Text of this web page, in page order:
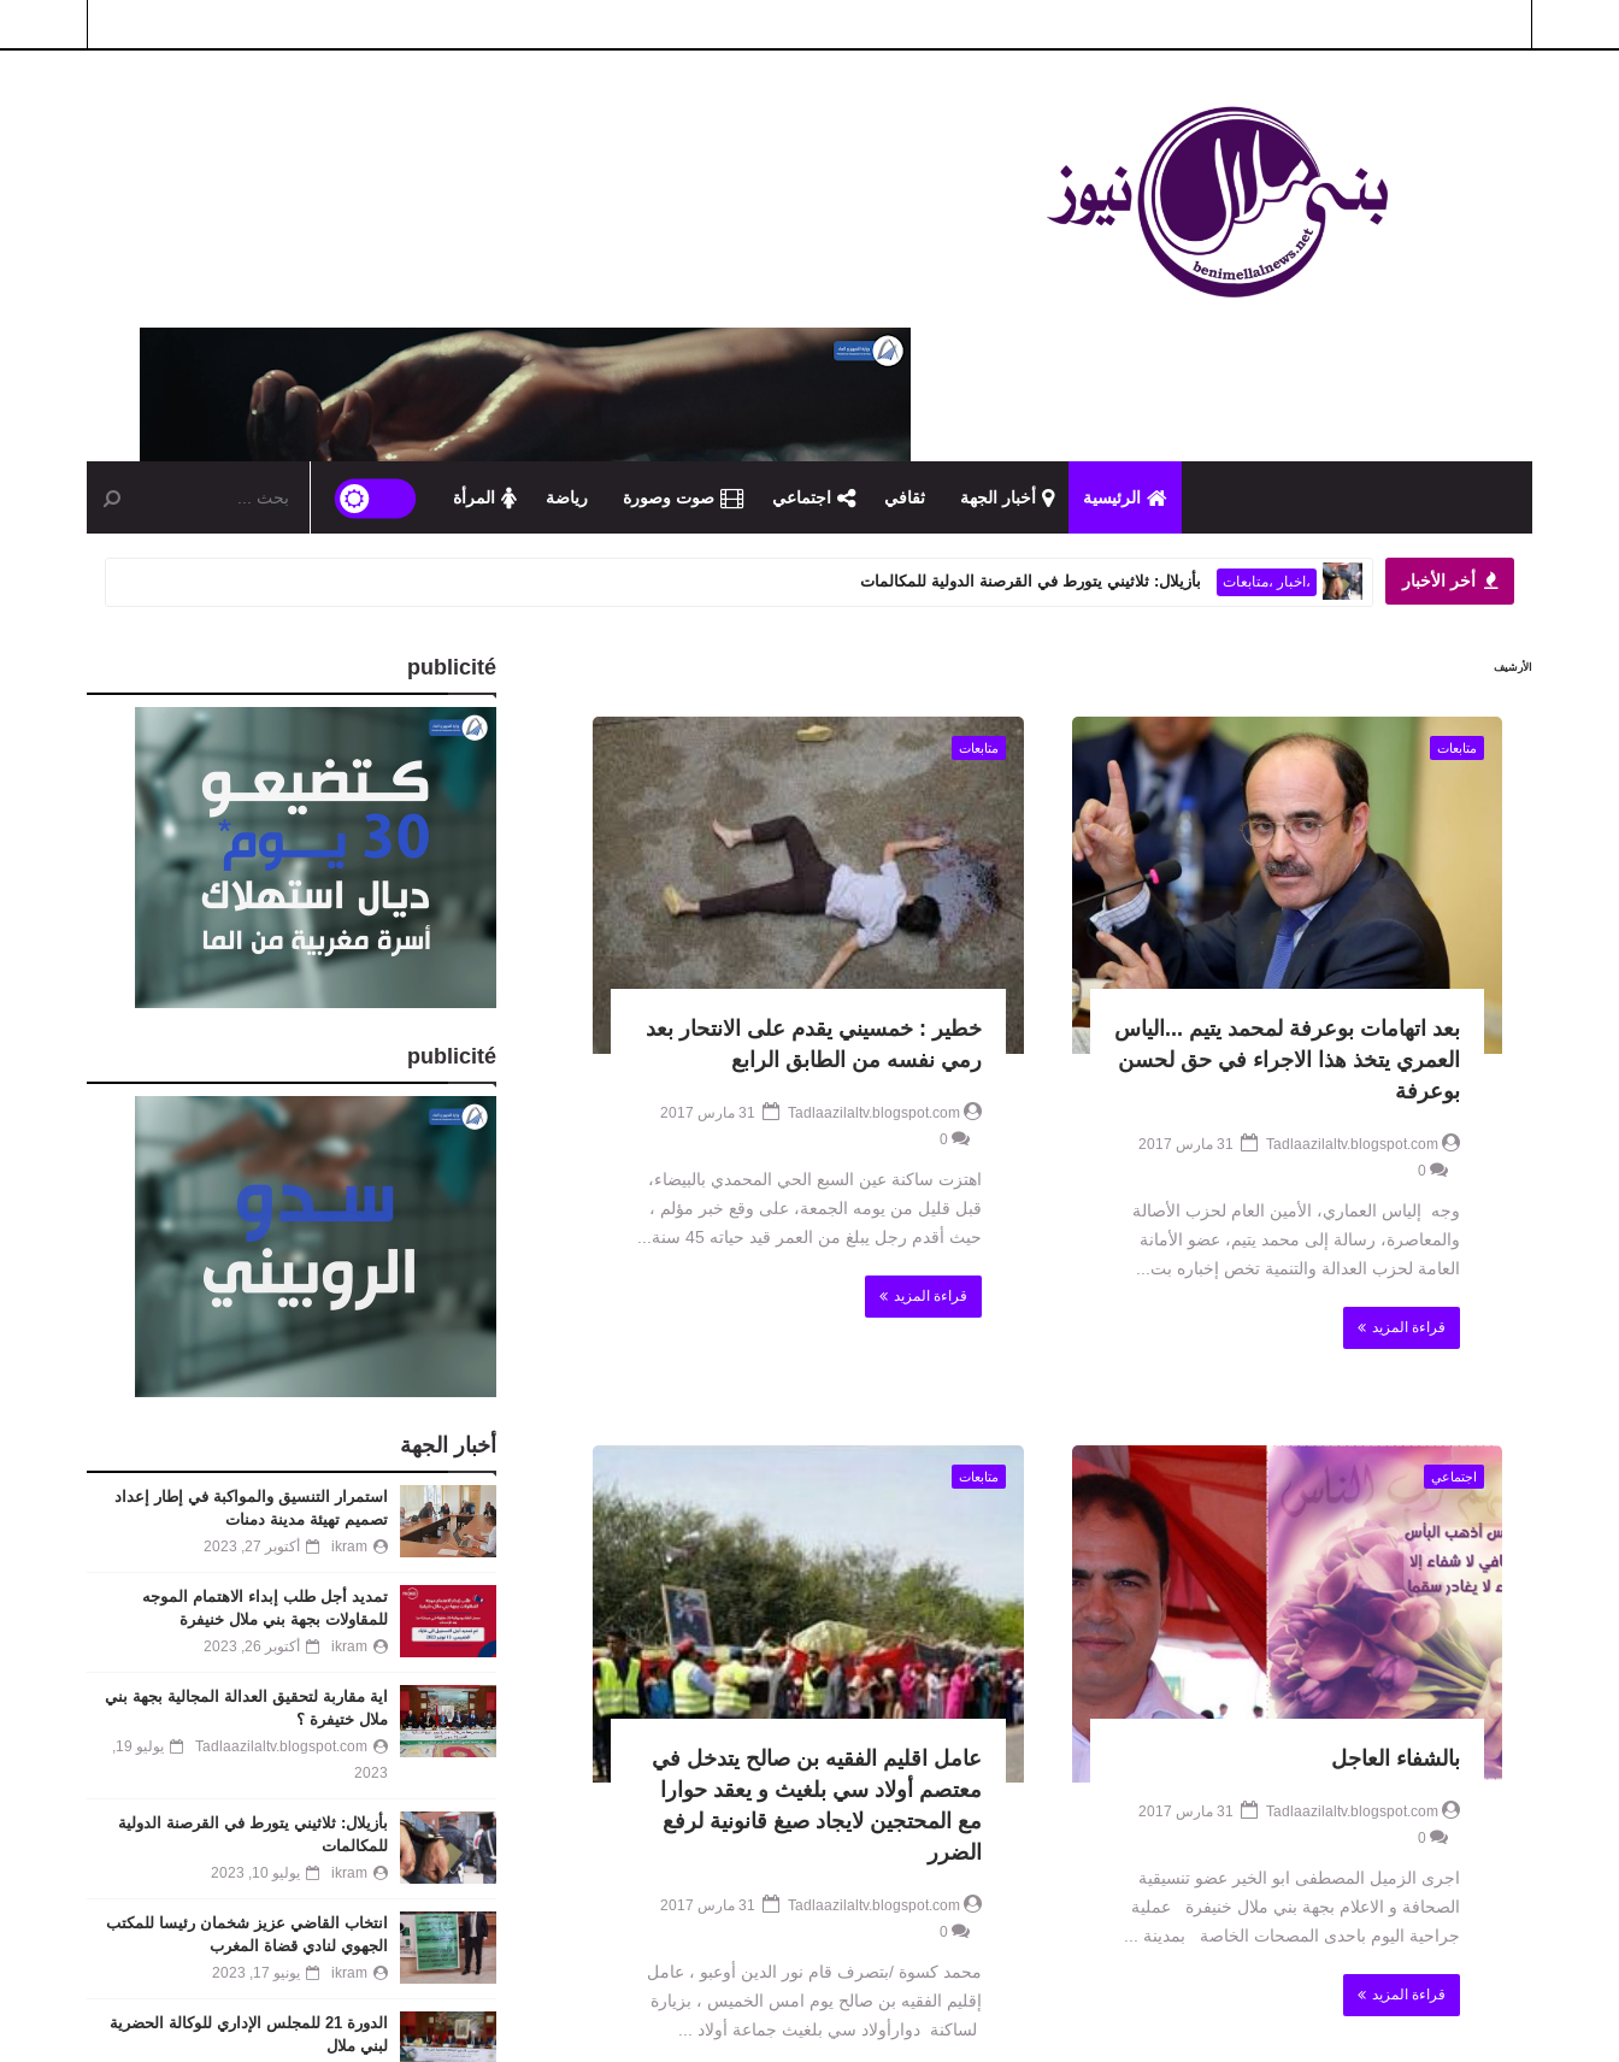
الرئيسية أخبار الجهة ثقافي اجتماعي صوت وصورة رياضة المرأة
أخر الأخبار ،اخبار ،متابعات بأزيلال: ثلاثيني يتورط في القرصنة الدولية للمكالمات
الأرشيف
متابعات
بعد اتهامات بوعرفة لمحمد يتيم ...الياس
العمري يتخذ هذا الاجراء في حق لحسن
بوعرفة
Tadlaazilaltv.blogspot.com
0
وجه إلياس العماري، الأمين العام لحزب الأصالة
والمعاصرة، رسالة إلى محمد يتيم، عضو الأمانة
العامة لحزب العدالة والتنمية تخص إخباره بت...
قراءة المزيد
متابعات
خطير : خمسيني يقدم على الانتحار بعد
رمي نفسه من الطابق الرابع
Tadlaazilaltv.blogspot.com
0
اهتزت ساكنة عين السبع الحي المحمدي بالبيضاء،
قبل قليل من يومه الجمعة، على وقع خبر مؤلم ،
حيث أقدم رجل يبلغ من العمر قيد حياته 45 سنة...
قراءة المزيد
اجتماعي
بالشفاء العاجل
Tadlaazilaltv.blogspot.com
0
اجرى الزميل المصطفى ابو الخير عضو تنسيقية
الصحافة و الاعلام بجهة بني ملال خنيفرة عملية
جراحية اليوم باحدى المصحات الخاصة بمدينة ...
قراءة المزيد
متابعات
عامل اقليم الفقيه بن صالح يتدخل في
معتصم أولاد سي بلغيث و يعقد حوارا
مع المحتجين لايجاد صيغ قانونية لرفع
الضرر
Tadlaazilaltv.blogspot.com
0
محمد كسوة /بتصرف قام نور الدين أوعبو ، عامل
إقليم الفقيه بن صالح يوم امس الخميس ، بزيارة
لساكنة دوارأولاد سي بلغيث جماعة أولاد ...
publicité
publicité
أخبار الجهة
استمرار التنسيق والمواكبة في إطار إعداد
تصميم تهيئة مدينة دمنات
ikram أكتوبر 27, 2023
تمديد أجل طلب إبداء الاهتمام الموجه
للمقاولات بجهة بني ملال خنيفرة
ikram أكتوبر 26, 2023
اية مقاربة لتحقيق العدالة المجالية بجهة بني
ملال ختيفرة ؟
Tadlaazilaltv.blogspot.com
يوليو 19,
2023
بأزيلال: ثلاثيني يتورط في القرصنة الدولية
للمكالمات
ikram يوليو 10, 2023
انتخاب القاضي عزيز شخمان رئيسا للمكتب
الجهوي لنادي قضاة المغرب
ikram يونيو 17, 2023
الدورة 21 للمجلس الإداري للوكالة الحضرية
لبني ملال